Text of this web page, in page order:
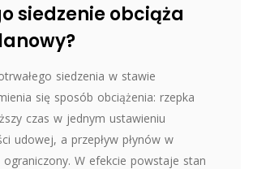
siedzenie obciąża
siedzenia w stawie
się sposób obciążenia: rzepka
czas w jednym ustawieniu
udowej, a przepływ płynów w
W efekcie powstaje stan